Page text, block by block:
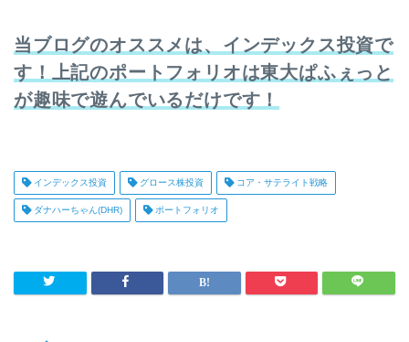
当ブログのオススメは、インデックス投資で
す！上記のポートフォリオは東大ぱふぇっと
が趣味で遊んでいるだけです！
インデックス投資 グロース株投資 コア・サテライト戦略
ダナハーちゃん(DHR) ポートフォリオ